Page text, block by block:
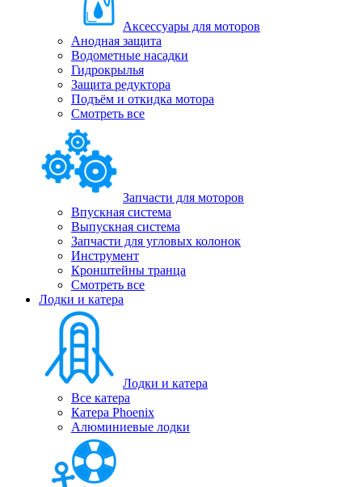
Аксессуары для моторов
Анодная защита
Водометные насадки
Гидрокрылья
Защита редуктора
Подъём и откидка мотора
Смотреть все
Запчасти для моторов
Впускная система
Выпускная система
Запчасти для угловых колонок
Инструмент
Кронштейны транца
Смотреть все
Лодки и катера
Лодки и катера
Все катера
Катера Phoenix
Алюминиевые лодки